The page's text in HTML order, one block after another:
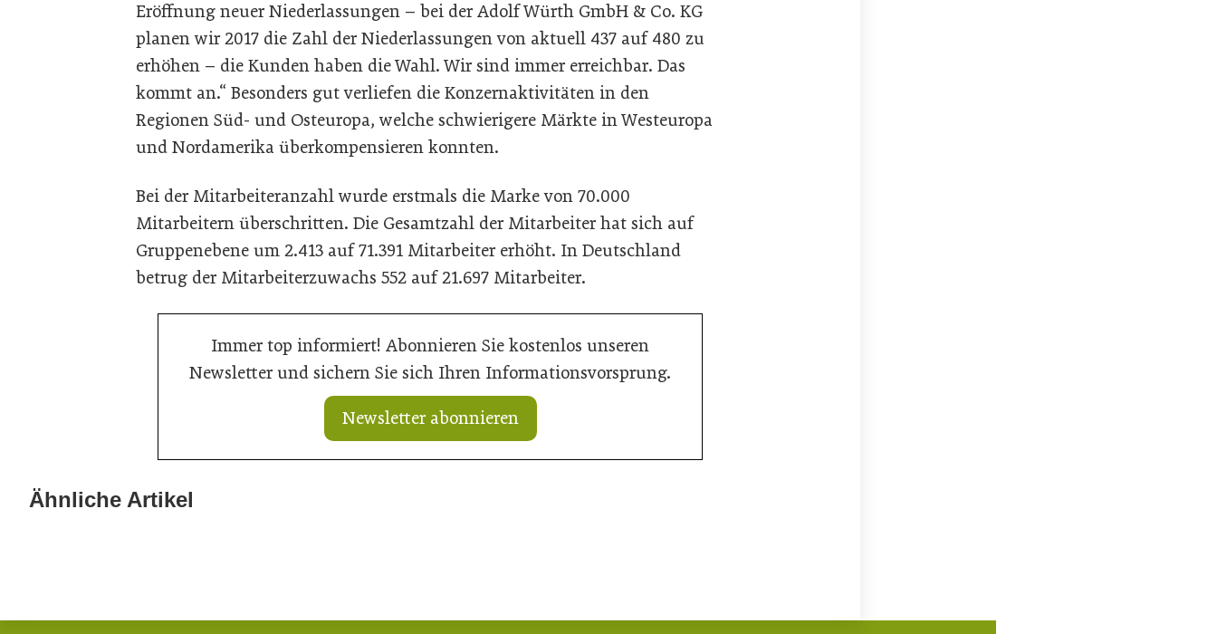
Eröffnung neuer Niederlassungen – bei der Adolf Würth GmbH & Co. KG
planen wir 2017 die Zahl der Niederlassungen von aktuell 437 auf 480 zu
erhöhen – die Kunden haben die Wahl. Wir sind immer erreichbar. Das
kommt an.“ Besonders gut verliefen die Konzernaktivitäten in den
Regionen Süd- und Osteuropa, welche schwierigere Märkte in Westeuropa
und Nordamerika überkompensieren konnten.
Bei der Mitarbeiteranzahl wurde erstmals die Marke von 70.000
Mitarbeitern überschritten. Die Gesamtzahl der Mitarbeiter hat sich auf
Gruppenebene um 2.413 auf 71.391 Mitarbeiter erhöht. In Deutschland
betrug der Mitarbeiterzuwachs 552 auf 21.697 Mitarbeiter.
Immer top informiert! Abonnieren Sie kostenlos unseren
Newsletter und sichern Sie sich Ihren Informationsvorsprung.
Newsletter abonnieren
Ähnliche Artikel
21. Juli 2026